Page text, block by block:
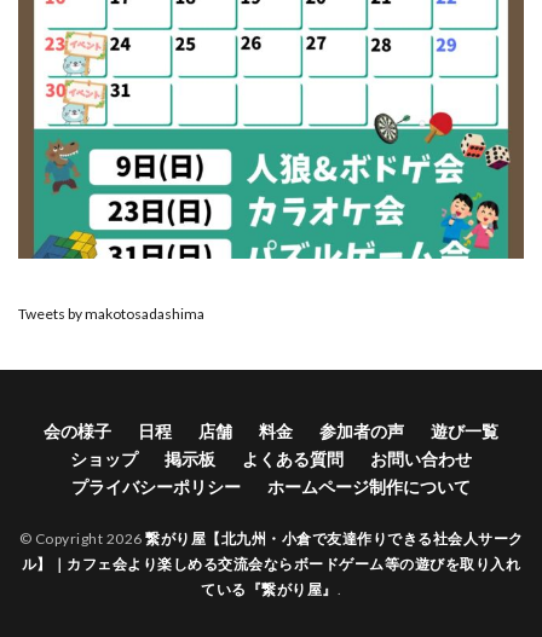
Tweets by makotosadashima
会の様子 日程 店舗 料金 参加者の声
遊び一覧
ショップ
掲示板 よくある質問
お問い合わせ
プライバシーポリシー
ホームページ制作について
© Copyright 2026 繋がり屋【北九州・小倉で友達作りできる社会人サーク
ル】｜カフェ会より楽しめる交流会ならボードゲーム等の遊びを取り入れ
ている『繋がり屋』